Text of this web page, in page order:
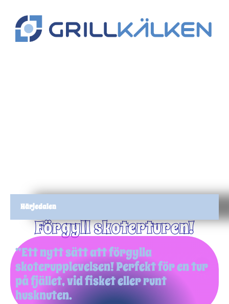
Härjedalen
Förgyll skoterturen!
”Ett nytt sätt att förgylla
skoterupplevelsen! Perfekt för en tur
på fjället, vid fisket eller runt
husknuten.